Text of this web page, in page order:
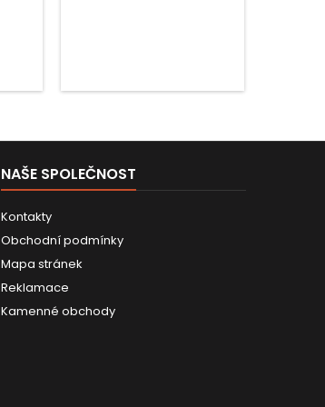
NAŠE SPOLEČNOST
Kontakty
Obchodní podmínky
Mapa stránek
Reklamace
Kamenné obchody